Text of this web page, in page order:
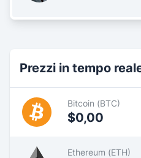
Prezzi in tempo
Bitcoin (BTC)
$0,00
Ethereum (ETH)